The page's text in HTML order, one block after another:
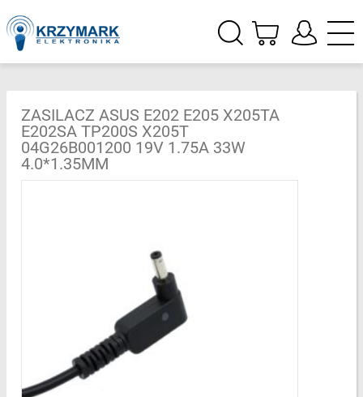
ZASILACZ ASUS E202 E205 X205TA
E202SA TP200S X205T
04G26B001200 19V 1.75A 33W
4.0*1.35MM